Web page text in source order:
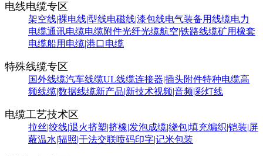
电线电缆专区
架空线|裸电线|型线电磁线|漆包线电气装备用线缆电力
电缆通讯电缆电缆附件光纤光缆航空|铁路线缆矿用橡套
电缆船用电缆|港口电缆
特殊线缆专区
国外线缆汽车线缆UL线缆连接器|插头附件特种电缆高
频线缆|数据线缆新产品|新技术视频|音频|彩灯线
电缆工艺技术区
拉丝|绞线|退火挤塑|挤橡|发泡成缆|绕包|填充编织|铠装|屏
蔽温水|辐照|干法交联喷码印字|记米包装